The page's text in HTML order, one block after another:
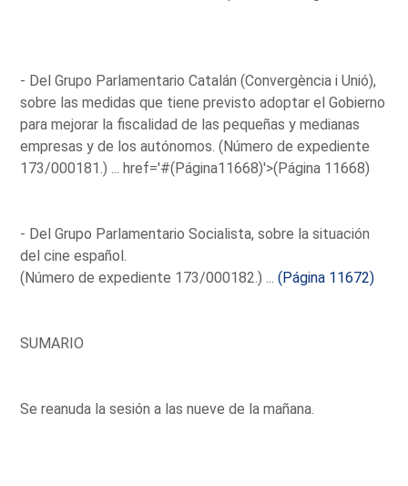
- Del Grupo Parlamentario Catalán (Convergència i Unió),
sobre las medidas que tiene previsto adoptar el Gobierno
para mejorar la fiscalidad de las pequeñas y medianas
empresas y de los autónomos. (Número de expediente
173/000181.) ...href='#(Página11668)'>(Página 11668)
- Del Grupo Parlamentario Socialista, sobre la situación
del cine español.
(Número de expediente 173/000182.) ...(Página 11672)
SUMARIO
Se reanuda la sesión a las nueve de la mañana.